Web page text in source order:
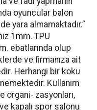
oyuncular balon
yara almamaktadır.”
1mm. TPU
ebatlarında olup
ve ﬁrmanıza ait
Herhangi bir koku
Kullanım
organi- zasyonları,
kapalı spor salonu